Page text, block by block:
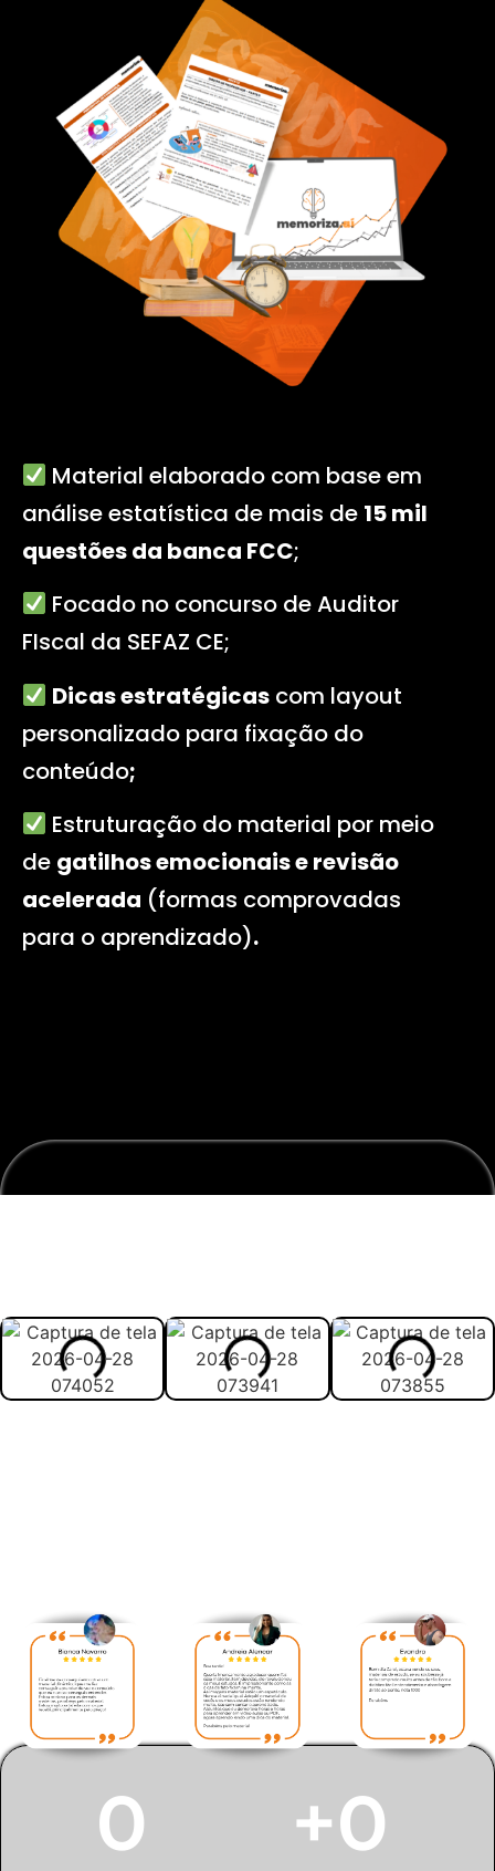
Material elaborado com base em
análise estatística de mais de 15 mil
questões da banca FCC;
Focado no concurso de Auditor
FIscal da SEFAZ CE;
Dicas estratégicascom layout
personalizado para fixação do
conteúdo;
Estruturação do material por meio
de gatilhos emocionais e revisão
acelerada (formas comprovadas
para o aprendizado).
Veja abaixo como vai ser
0 +0